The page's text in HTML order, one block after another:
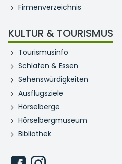
Firmenverzeichnis
KULTUR & TOURISMUS
Tourismusinfo
Schlafen & Essen
Sehenswürdigkeiten
Ausflugsziele
Hörselberge
Hörselbergmuseum
Bibliothek